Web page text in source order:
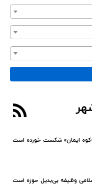
«کوه ایمان» شکست خورده است
وظیفه بی‌بدیل حوزه است